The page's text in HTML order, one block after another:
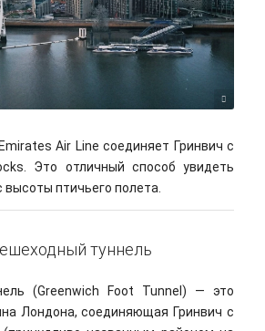
Air Line соединяет Гринвич с
Это отличный способ увидеть
высоты птичьего полета.
туннель
(Greenwich Foot Tunnel) — это
Лондона, соединяющая Гринвич с